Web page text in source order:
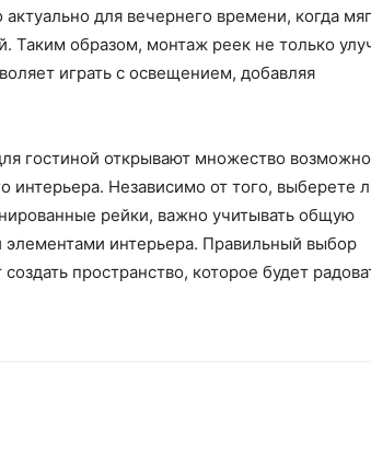
для вечернего времени, когда
Таким образом, монтаж реек не только
играть с освещением, добавляя
гостиной открывают множество
интерьера. Независимо от того, выберете
рейки, важно учитывать общую
интерьера. Правильный выбор
пространство, которое будет